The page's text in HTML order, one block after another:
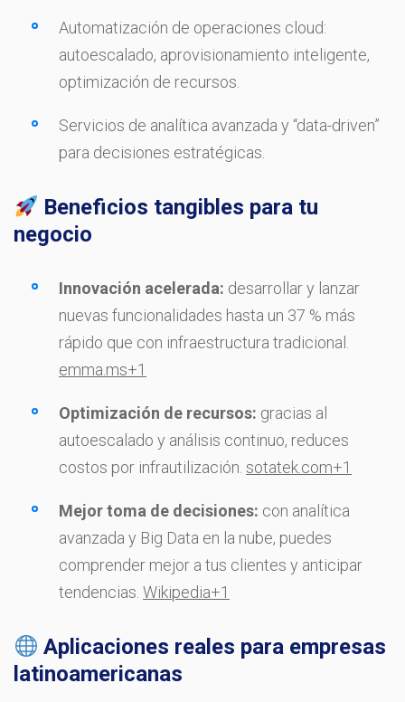
Automatización de operaciones cloud:
autoescalado, aprovisionamiento inteligente,
optimización de recursos.
Servicios de analítica avanzada y “data-driven”
para decisiones estratégicas.
Beneficios tangibles para tu
negocio
Innovación acelerada: desarrollar y lanzar
nuevas funcionalidades hasta un 37 % más
rápido que con infraestructura tradicional.
emma.ms+1
Optimización de recursos: gracias al
autoescalado y análisis continuo, reduces
costos por infrautilización. sotatek.com+1
Mejor toma de decisiones: con analítica
avanzada y Big Data en la nube, puedes
comprender mejor a tus clientes y anticipar
tendencias. Wikipedia+1
Aplicaciones reales para empresas
latinoamericanas